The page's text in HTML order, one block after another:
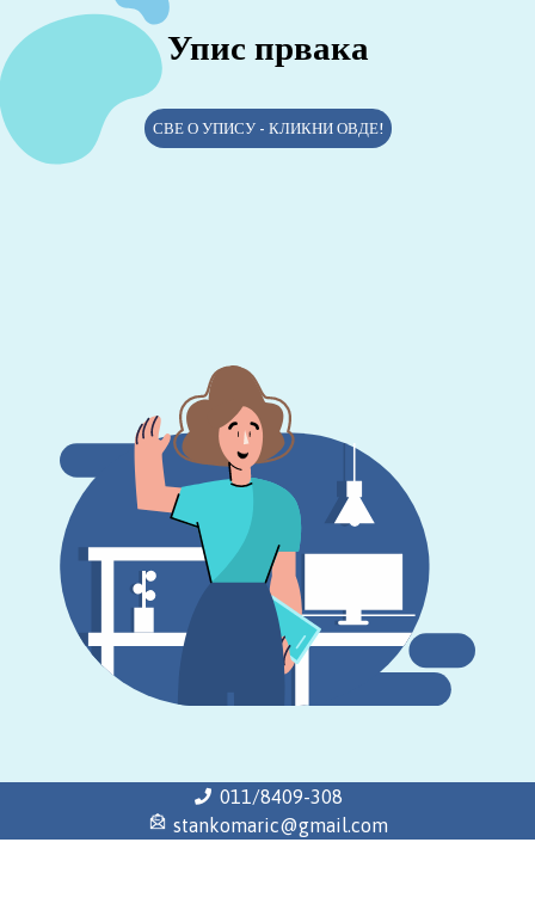
Упис првака
СВЕ О УПИСУ - КЛИКНИ ОВДЕ!
011/8409-308
stankomaric@gmail.com